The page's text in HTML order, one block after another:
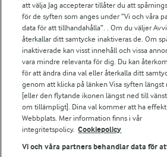
Arlas kundportal
Arla.com
Falbygdens Ost
Arla webbshop
Bildbank
Följ oss
att välja Jag accepterar tillåter du att
för de syften som anges under ”Vi och våra
data för att tillhandahålla”. . Om du väljer
återkallar ditt samtycke inaktiveras de. Om
inaktiverade kan visst innehåll och vissa
vara mindre relevanta för dig. Du kan
för att ändra dina val eller återkalla ditt
genom att klicka på länken Visa syften längst
[eller den flytande ikonen längst ned till
om tillämpligt]. Dina val kommer att ha
Webbplats. Mer information finns i vår
integritetspolicy. Cookiepolicy
Vi och våra partners behandlar data för